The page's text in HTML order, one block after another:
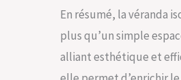
En résumé, la véranda
plus qu’un simple
alliant esthétique et